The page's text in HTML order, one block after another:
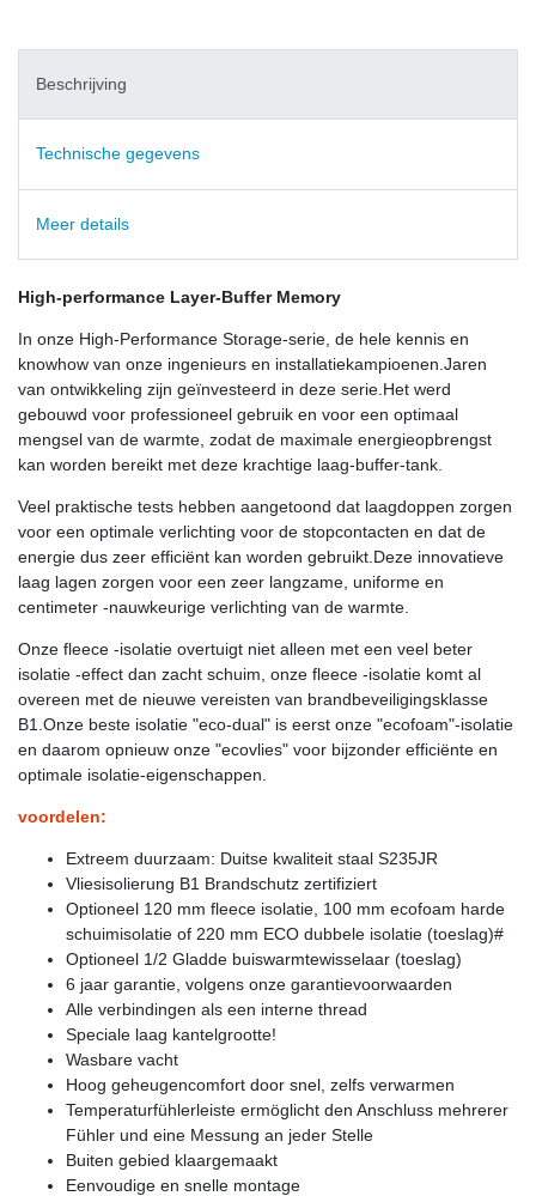
Beschrijving
Technische gegevens
Meer details
High-performance Layer-Buffer Memory
In onze High-Performance Storage-serie, de hele kennis en
knowhow van onze ingenieurs en installatiekampioenen.Jaren
van ontwikkeling zijn geïnvesteerd in deze serie.Het werd
gebouwd voor professioneel gebruik en voor een optimaal
mengsel van de warmte, zodat de maximale energieopbrengst
kan worden bereikt met deze krachtige laag-buffer-tank.
Veel praktische tests hebben aangetoond dat laagdoppen zorgen
voor een optimale verlichting voor de stopcontacten en dat de
energie dus zeer efficiënt kan worden gebruikt.Deze innovatieve
laag lagen zorgen voor een zeer langzame, uniforme en
centimeter -nauwkeurige verlichting van de warmte.
Onze fleece -isolatie overtuigt niet alleen met een veel beter
isolatie -effect dan zacht schuim, onze fleece -isolatie komt al
overeen met de nieuwe vereisten van brandbeveiligingsklasse
B1.Onze beste isolatie "eco-dual" is eerst onze "ecofoam"-isolatie
en daarom opnieuw onze "ecovlies" voor bijzonder efficiënte en
optimale isolatie-eigenschappen.
voordelen:
Extreem duurzaam: Duitse kwaliteit staal S235JR
Vliesisolierung B1 Brandschutz zertifiziert
Optioneel 120 mm fleece isolatie, 100 mm ecofoam harde
schuimisolatie of 220 mm ECO dubbele isolatie (toeslag)#
Optioneel 1/2 Gladde buiswarmtewisselaar (toeslag)
6 jaar garantie, volgens onze garantievoorwaarden
Alle verbindingen als een interne thread
Speciale laag kantelgrootte!
Wasbare vacht
Hoog geheugencomfort door snel, zelfs verwarmen
Temperaturfühlerleiste ermöglicht den Anschluss mehrerer
Fühler und eine Messung an jeder Stelle
Buiten gebied klaargemaakt
Eenvoudige en snelle montage